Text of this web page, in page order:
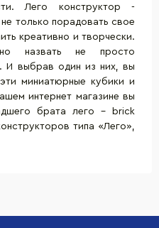
Лего конструктор -
только порадовать свое
креативно и творчески.
назвать не просто
И выбрав один из них, вы
миниатюрные кубики и
интернет магазине вы
брата лего - brick
типа «Лего»,